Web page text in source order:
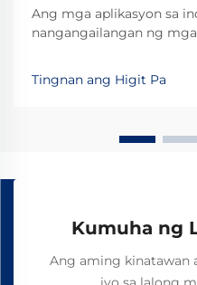
Ang mga aplikasyon sa
nangangailangan ng
habang pinapanatili ang
mahabang panahon.
Tingnan ang Higit Pa
Kumuha ng
Ang aming kinatawan